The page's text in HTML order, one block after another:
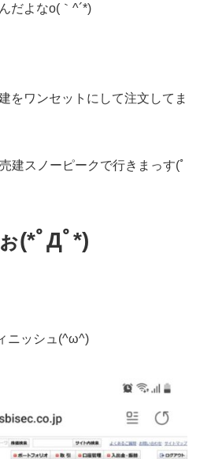
だよなo(｀^´*)
をワンセットにして注文してま
建スノーピークで行きまっす(ﾟ
(*ﾟДﾟ*)
ニッシュ(^ω^)